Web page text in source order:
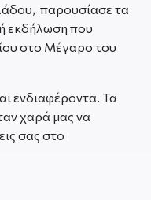
παρουσίασε τα
εκδήλωση που
στο Μέγαρο του
ενδιαφέροντα. Τα
χαρά μας να
σας στο